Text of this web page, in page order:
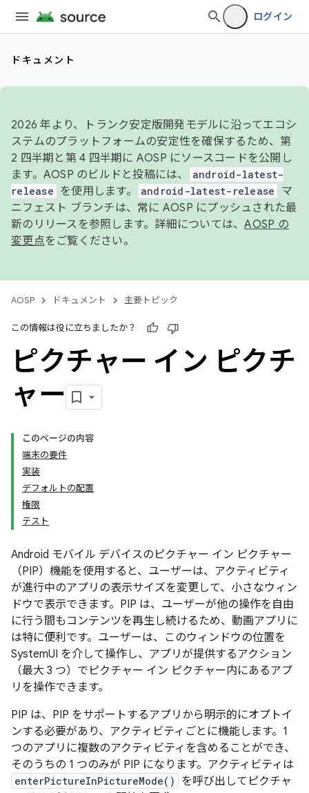
ログイン
ドキュメント
2026 年より、トランク安定版開発モデルに沿ってエコシ
ステムのプラットフォームの安定性を確保するため、第
2 四半期と第 4 四半期に AOSP にソースコードを公開し
ます。AOSP のビルドと投稿には、
android-latest-
release
を使用します。 android-latest-release
マ
ニフェスト ブランチは、常に AOSP にプッシュされた最
新のリリースを参照します。詳細については、AOSP の
変更点をご覧ください。
AOSP ドキュメント 主要トピック
この情報は役に立ちましたか？
ピクチャー イン ピクチ
ャー
このページの内容
端末の要件
実装
デフォルトの配置
権限
テスト
Android モバイル デバイスのピクチャー イン ピクチャー
（PIP）機能を使用すると、ユーザーは、アクティビティ
が進行中のアプリの表示サイズを変更して、小さなウィン
ドウで表示できます。PIP は、ユーザーが他の操作を自由
に行う間もコンテンツを再生し続けるため、動画アプリに
は特に便利です。ユーザーは、このウィンドウの位置を
SystemUI を介して操作し、アプリが提供するアクション
（最大 3 つ）でピクチャー イン ピクチャー内にあるアプ
リを操作できます。
PIP は、PIP をサポートするアプリから明示的にオプトイ
ンする必要があり、アクティビティごとに機能します。1
つのアプリに複数のアクティビティを含めることができ、
そのうちの 1 つのみが PIP になります。アクティビティは
enterPictureInPictureMode()
を呼び出してピクチャ